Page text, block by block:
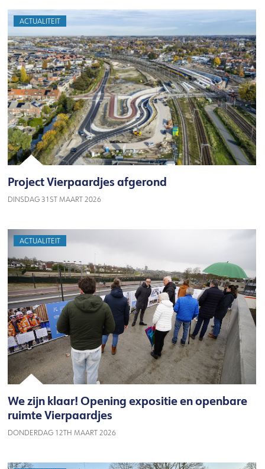
Project Vierpaardjes afgerond
ACTUALITEIT
DINSDAG 31ST MAART 2026
We zijn klaar! Opening expositie en openbare
ruimte Vierpaardjes
ACTUALITEIT
DONDERDAG 12TH MAART 2026